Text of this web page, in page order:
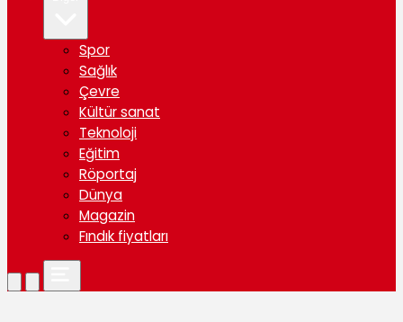
Spor
Sağlık
Çevre
Kültür sanat
Teknoloji
Eğitim
Röportaj
Dünya
Magazin
Fındık fiyatları